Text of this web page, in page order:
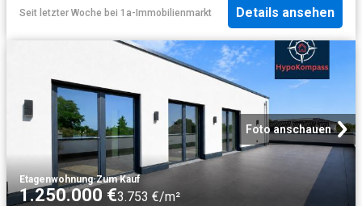
Seit letzter Woche bei 1a-Immobilienmarkt Details ansehen
Foto anschauen
Etagenwohnung·Zum Kauf
1.250.000 €3.753 €/m²